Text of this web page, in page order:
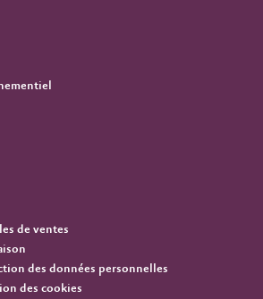
de ventes
des données personnelles
des cookies